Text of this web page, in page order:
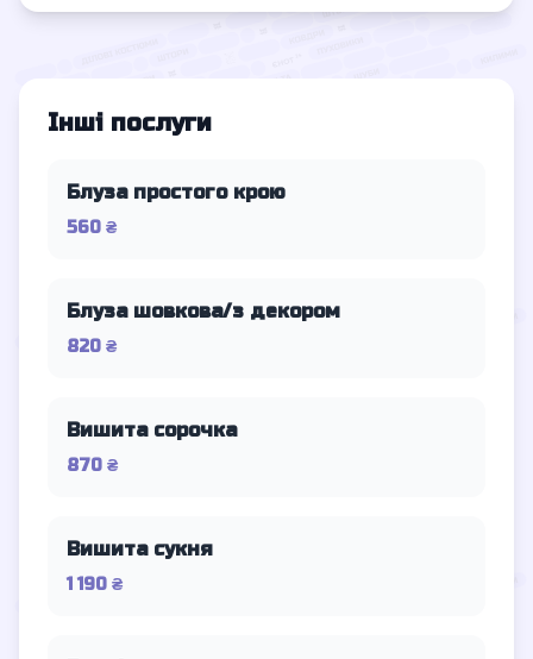
Інші послуги
Блуза простого крою
560 ₴
Блуза шовкова/з декором
820 ₴
Вишита сорочка
870 ₴
Вишита сукня
1 190 ₴